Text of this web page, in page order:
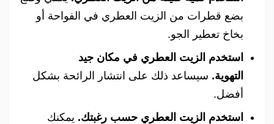
بضع قطرات من الزيت العطري في الفواحة أو
بخاخ تعطير الجو.
استخدم الزيت العطري في مكان جيد
التهوية. سيساعد ذلك على انتشار الرائحة بشكل
أفضل.
استخدم الزيت العطري حسب رغبتك. يمكنك